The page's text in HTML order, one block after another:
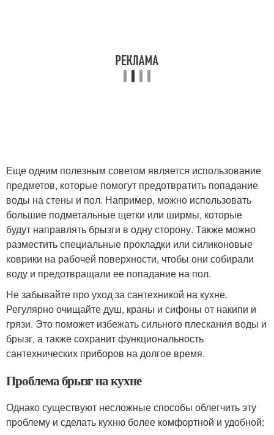
Еще одним полезным советом является использование
предметов, которые помогут предотвратить попадание
воды на стены и пол. Например, можно использовать
большие подметальные щетки или ширмы, которые
будут направлять брызги в одну сторону. Также можно
разместить специальные прокладки или силиконовые
коврики на рабочей поверхности, чтобы они собирали
воду и предотвращали ее попадание на пол.
Не забывайте про уход за сантехникой на кухне.
Регулярно очищайте душ, краны и сифоны от накипи и
грязи. Это поможет избежать сильного плескания воды и
брызг, а также сохранит функциональность
сантехнических приборов на долгое время.
Проблема брызг на кухне
Однако существуют несложные способы облегчить эту
проблему и сделать кухню более комфортной и удобной: